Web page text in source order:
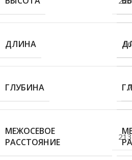
ДЛИНА
ГЛУБИНА
МЕЖОСЕВОЕ
РАССТОЯНИЕ